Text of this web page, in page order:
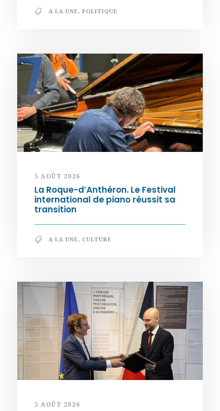
A LA UNE, POLITIQUE
5 AOÛT 2026
La Roque-d’Anthéron. Le Festival
international de piano réussit sa
transition
A LA UNE, CULTURE
5 AOÛT 2026